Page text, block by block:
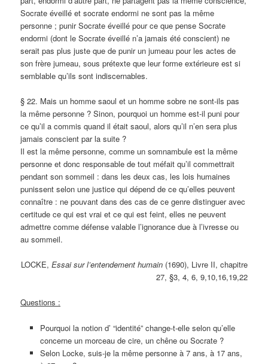
Socrate éveillé et socrate endormi ne sont pas la même
personne ; punir Socrate éveillé pour ce que pense Socrate
endormi (dont le Socrate éveillé n’a jamais été conscient) ne
serait pas plus juste que de punir un jumeau pour les actes de
son frère jumeau, sous prétexte que leur forme extérieure est si
semblable qu’ils sont indiscernables.
§ 22. Mais un homme saoul et un homme sobre ne sont-ils pas
la même personne ? Sinon, pourquoi un homme est-il puni pour
ce qu’il a commis quand il était saoul, alors qu’il n’en sera plus
jamais conscient par la suite ?
Il est la même personne, comme un somnambule est la même
personne et donc responsable de tout méfait qu’il commettrait
pendant son sommeil : dans les deux cas, les lois humaines
punissent selon une justice qui dépend de ce qu’elles peuvent
connaître : ne pouvant dans des cas de ce genre distinguer avec
certitude ce qui est vrai et ce qui est feint, elles ne peuvent
admettre comme défense valable l’ignorance due à l’ivresse ou
au sommeil.
LOCKE, Essai sur l’entendement humain(1690), Livre II, chapitre
27, §3, 4, 6, 9,10,16,19,22
Questions :
Pourquoi la notion d’ “identité” change-t-elle selon qu’elle
concerne un morceau de cire, un chêne ou Socrate ?
Selon Locke, suis-je la même personne à 7 ans, à 17 ans,